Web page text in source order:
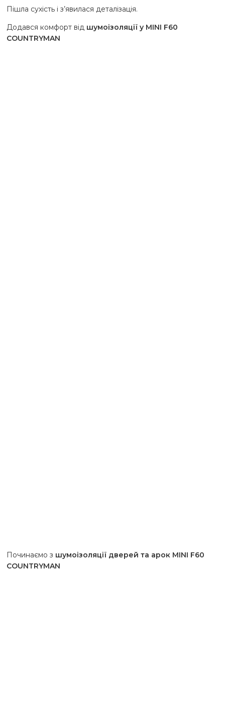
Пішла сухість і з’явилася деталізація.
Додався комфорт від шумоізоляції у MINI F60
COUNTRYMAN
Починаємо з шумоізоляції дверей та арок MINI F60
COUNTRYMAN